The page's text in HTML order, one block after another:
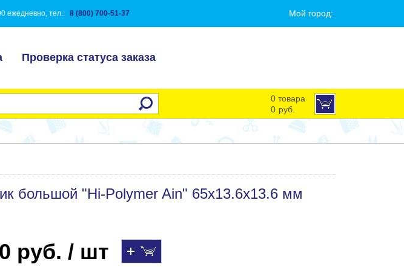
ежедневно, тел.: 8 (800) 700-51-37 Мой город:
Проверка статуса заказа
0 товара
0 руб.
большой "Hi-Polymer Ain" 65х13.6х13.6 мм
руб. / шт